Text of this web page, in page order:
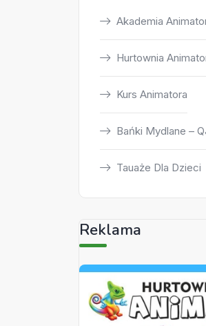
Akademia
Hurtownia
Kurs Animatora
Bańki Mydlane –
Tauaże Dla Dzieci
Reklama